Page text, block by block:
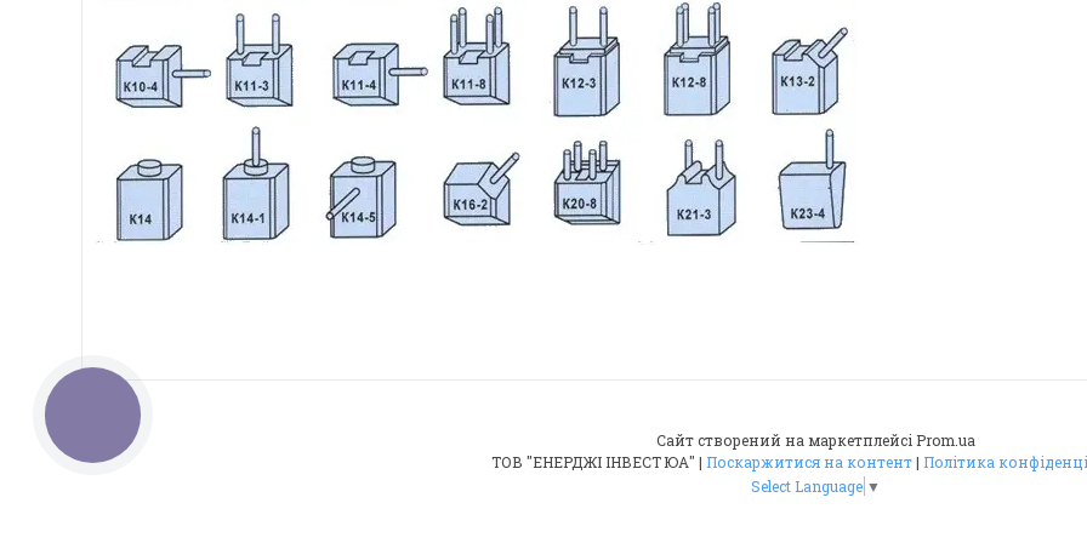
Сайт створений на маркетплейсі Prom.ua
ТОВ "ЕНЕРДЖІ ІНВЕСТ ЮА" | Поскаржитися на контент | Політика
Select Language ▼